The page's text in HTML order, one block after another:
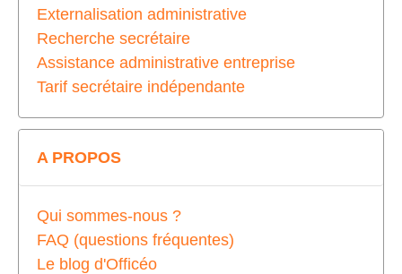
Externalisation administrative
Recherche secrétaire
Assistance administrative entreprise
Tarif secrétaire indépendante
A PROPOS
Qui sommes-nous ?
FAQ (questions fréquentes)
Le blog d'Officéo